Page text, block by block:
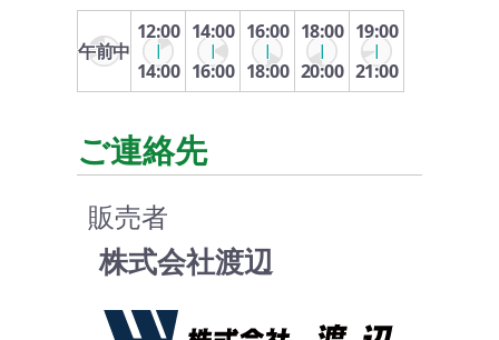
午前中
12:00
14:00
14:00
16:00
16:00
18:00
18:00
20:00
19:00
21:00
ご連絡先
販売者
株式会社渡辺